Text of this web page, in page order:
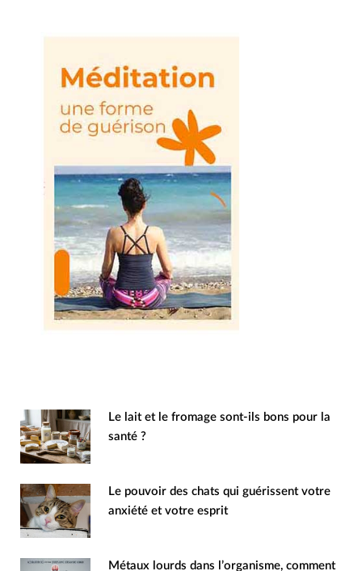
Le lait et le fromage sont-ils bons pour la
santé ?
Le pouvoir des chats qui guérissent votre
anxiété et votre esprit
Métaux lourds dans l’organisme, comment